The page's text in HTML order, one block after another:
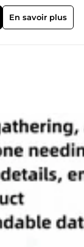
En savoir plus